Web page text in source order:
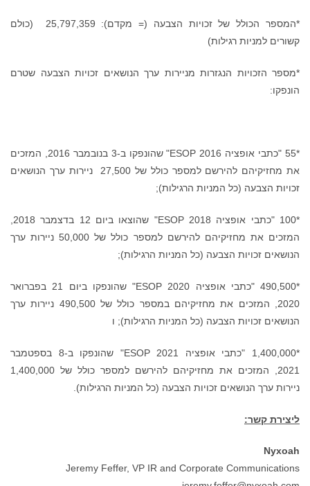
*המספר הכולל של זכויות הצבעה (= מקדם): 25,797,359 (כולם
קשורים למניות רגילות)
*מספר הזכויות הנגזרות מניירות ערך הנושאים זכויות הצבעה שטרם
הונפקו:
*55 "כתבי אופציה ESOP 2016" שהונפקו ב-3 בנובמבר 2016, המזכים
את מחזיקיהם להירשם למספר כולל של 27,500 ניירות ערך הנושאים
זכויות הצבעה (כל המניות הרגילות);
המזכים את מחזיקיהם להירשם למספר כולל של 50,000 ניירות ערך
הנושאים זכויות הצבעה (כל המניות הרגילות);
*490,500 "כתבי אופציה ESOP 2020" שהונפקו ביום 21 בפברואר
2020, המזכים את מחזיקיהם במספר כולל של 490,500 ניירות ערך
הנושאים זכויות הצבעה (כל המניות הרגילות); ו
*1,400,000 "כתבי אופציה ESOP 2021" שהונפקו ב-8 בספטמבר
2021, המזכים את מחזיקיהם להירשם למספר כולל של 1,400,000
ניירות ערך הנושאים זכויות הצבעה (כל המניות הרגילות).
ליצירת קשר:
Nyxoah
Jeremy Feffer, VP IR and Corporate Communications